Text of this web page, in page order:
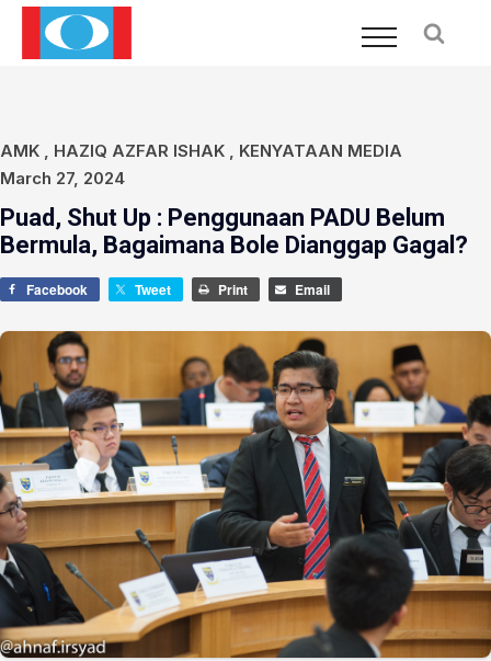
AMK , HAZIQ AZFAR ISHAK , KENYATAAN MEDIA
March 27, 2024
Puad, Shut Up : Penggunaan PADU Belum
Bermula, Bagaimana Bole Dianggap Gagal?
Facebook Tweet Print Email